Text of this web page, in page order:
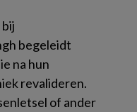
begeleidt
na hun
revalideren.
of ander